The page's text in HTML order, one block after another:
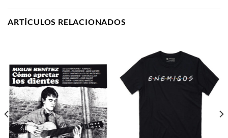
ARTÍCULOS RELACIONADOS